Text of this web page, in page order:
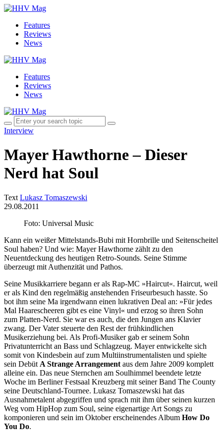
Features
Reviews
News
Features
Reviews
News
Interview
Mayer Hawthorne – Dieser
Nerd hat Soul
Text Lukasz Tomaszewski
29.08.2011
Foto: Universal Music
Kann ein weißer Mittelstands-Bubi mit Hornbrille und Seitenscheitel
Soul haben? Und wie: Mayer Hawthorne zählt zu den
Neuentdeckung des heutigen Retro-Sounds. Seine Stimme
überzeugt mit Authenzität und Pathos.
Seine Musikkarriere begann er als Rap-MC »Haircut«. Haircut, weil
er als Kind den regelmäßig anstehenden Friseurbesuch hasste. So
bot ihm seine Ma irgendwann einen lukrativen Deal an: »Für jedes
Mal Haarescheeren gibt es eine Vinyl« und erzog so ihren Sohn
zum Platten-Nerd. Sie war es auch, die den Jungen ans Klavier
zwang. Der Vater steuerte den Rest der frühkindlichen
Musikerziehung bei. Als Profi-Musiker gab er seinem Sohn
Privatunterricht an Bass und Schlagzeug. Mayer entwickelte sich
somit von Kindesbein auf zum Multiinstrumentalisten und spielte
sein Debüt A Strange Arrangement aus dem Jahre 2009 komplett
alleine ein. Das neue Sternchen am Soulhimmel beendete letzte
Woche im Berliner Festsaal Kreuzberg mit seiner Band The County
seine Deutschland-Tournee. Lukasz Tomaszewski hat das
Ausnahmetalent abgegriffen und sprach mit ihm über seinen kurzen
Weg vom HipHop zum Soul, seine eigenartige Art Songs zu
komponieren und sein im Oktober erscheinendes Album How Do
You Do.